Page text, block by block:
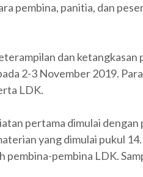
pembina, panitia, dan
dan ketangkasan
2-3 November 2019.
LDK.
pertama dimulai dengan
yang dimulai pukul
pembina LDK.